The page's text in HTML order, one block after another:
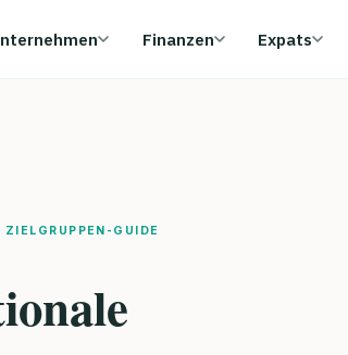
Finanzen Expats
GUIDE